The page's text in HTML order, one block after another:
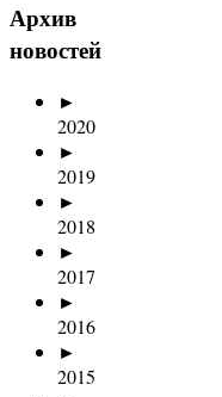
Архив
новостей
►
2020
►
2019
►
2018
►
2017
►
2016
►
2015